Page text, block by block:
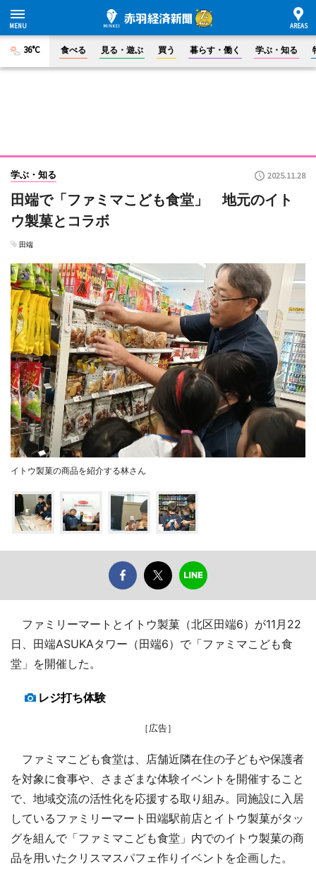
36°C 食べる 見る・遊ぶ 買う 暮らす・働く 学ぶ・知る
学ぶ・知る 2025.11.28
田端で「ファミマこども食堂」 地元のイト
ウ製菓とコラボ
田端
イトウ製菓の商品を紹介する林さん
ファミリーマートとイトウ製菓（北区田端6）が11月22
日、田端ASUKAタワー（田端6）で「ファミマこども食
堂」を開催した。
レジ打ち体験
［広告］
ファミマこども食堂は、店舗近隣在住の子どもや保護者
を対象に食事や、さまざまな体験イベントを開催すること
で、地域交流の活性化を応援する取り組み。同施設に入居
しているファミリーマート田端駅前店とイトウ製菓がタッ
グを組んで「ファミマこども食堂」内でのイトウ製菓の商
品を用いたクリスマスパフェ作りイベントを企画した。